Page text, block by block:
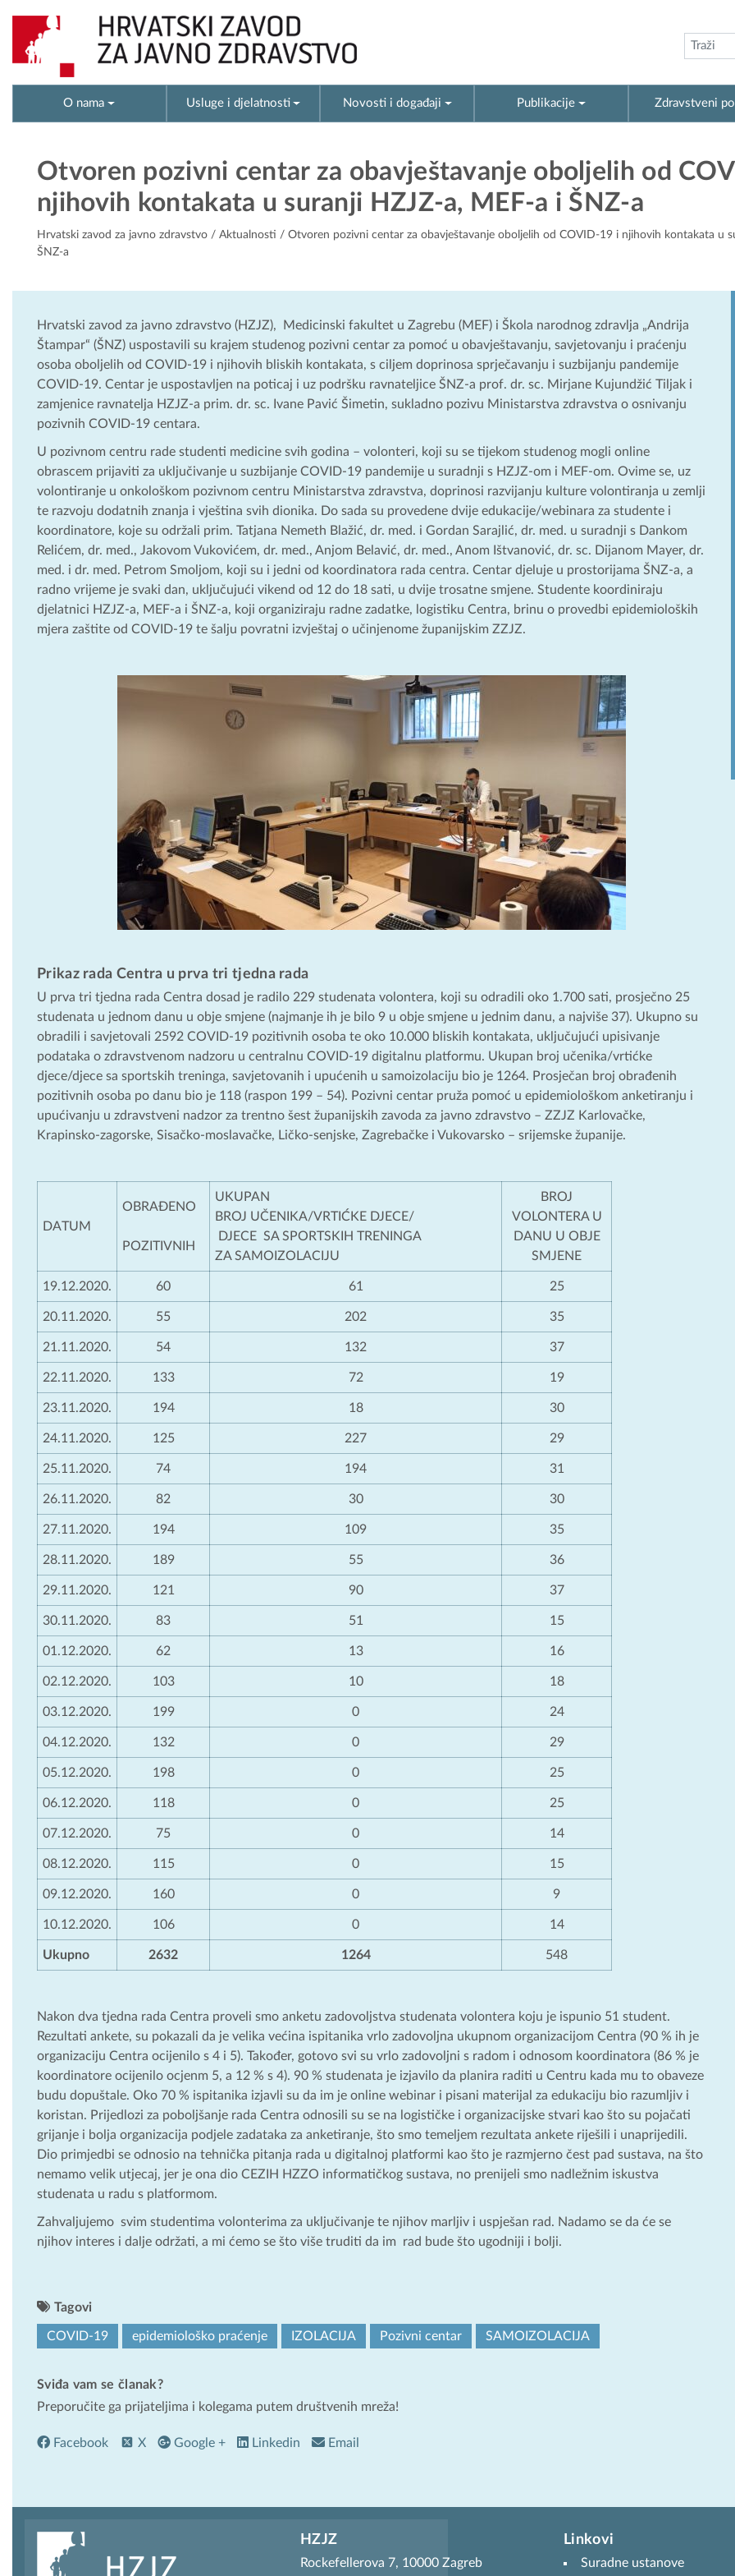
O nama Usluge i djelatnosti Novosti i događaji Publikacije Zdravstveni
Otvoren pozivni centar za obavještavanje oboljelih od
njihovih kontakata u suranji HZJZ-a, MEF-a i ŠNZ-a
Hrvatski zavod za javno zdravstvo / Aktualnosti / Otvoren pozivni centar za obavještavanje oboljelih od COVID-19 i njihovih kontakata u
ŠNZ-a
Hrvatski zavod za javno zdravstvo (HZJZ), Medicinski fakultet u Zagrebu (MEF) i Škola narodnog zdravlja „Andrija
Štampar“ (ŠNZ) uspostavili su krajem studenog pozivni centar za pomoć u obavještavanju, savjetovanju i praćenju
osoba oboljelih od COVID-19 i njihovih bliskih kontakata, s ciljem doprinosa sprječavanju i suzbijanju pandemije
COVID-19. Centar je uspostavljen na poticaj i uz podršku ravnateljice ŠNZ-a prof. dr. sc. Mirjane Kujundžić Tiljak i
zamjenice ravnatelja HZJZ-a prim. dr. sc. Ivane Pavić Šimetin, sukladno pozivu Ministarstva zdravstva o osnivanju
pozivnih COVID-19 centara.
U pozivnom centru rade studenti medicine svih godina – volonteri, koji su se tijekom studenog mogli online
obrascem prijaviti za uključivanje u suzbijanje COVID-19 pandemije u suradnji s HZJZ-om i MEF-om. Ovime se, uz
volontiranje u onkološkom pozivnom centru Ministarstva zdravstva, doprinosi razvijanju kulture volontiranja u zemlji
te razvoju dodatnih znanja i vještina svih dionika. Do sada su provedene dvije edukacije/webinara za studente i
koordinatore, koje su održali prim. Tatjana Nemeth Blažić, dr. med. i Gordan Sarajlić, dr. med. u suradnji s Dankom
Relićem, dr. med., Jakovom Vukovićem, dr. med., Anjom Belavić, dr. med., Anom Ištvanović, dr. sc. Dijanom Mayer, dr.
med. i dr. med. Petrom Smoljom, koji su i jedni od koordinatora rada centra. Centar djeluje u prostorijama ŠNZ-a, a
radno vrijeme je svaki dan, uključujući vikend od 12 do 18 sati, u dvije trosatne smjene. Studente koordiniraju
djelatnici HZJZ-a, MEF-a i ŠNZ-a, koji organiziraju radne zadatke, logistiku Centra, brinu o provedbi epidemioloških
mjera zaštite od COVID-19 te šalju povratni izvještaj o učinjenome županijskim ZZJZ.
Prikaz rada Centra u prva tri tjedna rada
U prva tri tjedna rada Centra dosad je radilo 229 studenata volontera, koji su odradili oko 1.700 sati, prosječno 25
studenata u jednom danu u obje smjene (najmanje ih je bilo 9 u obje smjene u jednim danu, a najviše 37). Ukupno su
obradili i savjetovali 2592 COVID-19 pozitivnih osoba te oko 10.000 bliskih kontakata, uključujući upisivanje
podataka o zdravstvenom nadzoru u centralnu COVID-19 digitalnu platformu. Ukupan broj učenika/vrtićke
djece/djece sa sportskih treninga, savjetovanih i upućenih u samoizolaciju bio je 1264. Prosječan broj obrađenih
pozitivnih osoba po danu bio je 118 (raspon 199 – 54). Pozivni centar pruža pomoć u epidemiološkom anketiranju i
upućivanju u zdravstveni nadzor za trentno šest županijskih zavoda za javno zdravstvo – ZZJZ Karlovačke,
Krapinsko-zagorske, Sisačko-moslavačke, Ličko-senjske, Zagrebačke i Vukovarsko – srijemske županije.
DATUM
OBRAĐENO
POZITIVNIH
UKUPAN
BROJ UČENIKA/VRTIĆKE DJECE/
DJECE SA SPORTSKIH TRENINGA
ZA SAMOIZOLACIJU
BROJ
VOLONTERA U
DANU U OBJE
SMJENE
19.12.2020. 60 61 25
20.11.2020. 55 202 35
21.11.2020. 54 132 37
22.11.2020. 133 72 19
23.11.2020. 194 18 30
24.11.2020. 125 227 29
25.11.2020. 74 194 31
26.11.2020. 82 30 30
27.11.2020. 194 109 35
28.11.2020. 189 55 36
29.11.2020. 121 90 37
30.11.2020. 83 51 15
01.12.2020. 62 13 16
02.12.2020. 103 10 18
03.12.2020. 199 0 24
04.12.2020. 132 0 29
05.12.2020. 198 0 25
06.12.2020. 118 0 25
07.12.2020. 75 0 14
08.12.2020. 115 0 15
09.12.2020. 160 0 9
10.12.2020. 106 0 14
Ukupno 2632 1264 548
Nakon dva tjedna rada Centra proveli smo anketu zadovoljstva studenata volontera koju je ispunio 51 student.
Rezultati ankete, su pokazali da je velika većina ispitanika vrlo zadovoljna ukupnom organizacijom Centra (90 % ih je
organizaciju Centra ocijenilo s 4 i 5). Također, gotovo svi su vrlo zadovoljni s radom i odnosom koordinatora (86 % je
koordinatore ocijenilo ocjenm 5, a 12 % s 4). 90 % studenata je izjavilo da planira raditi u Centru kada mu to obaveze
budu dopuštale. Oko 70 % ispitanika izjavli su da im je online webinar i pisani materijal za edukaciju bio razumljiv i
koristan. Prijedlozi za poboljšanje rada Centra odnosili su se na logističke i organizacijske stvari kao što su pojačati
grijanje i bolja organizacija podjele zadataka za anketiranje, što smo temeljem rezultata ankete riješili i unaprijedili.
Dio primjedbi se odnosio na tehnička pitanja rada u digitalnoj platformi kao što je razmjerno čest pad sustava, na što
nemamo velik utjecaj, jer je ona dio CEZIH HZZO informatičkog sustava, no prenijeli smo nadležnim iskustva
studenata u radu s platformom.
Zahvaljujemo svim studentima volonterima za uključivanje te njihov marljiv i uspješan rad. Nadamo se da će se
njihov interes i dalje održati, a mi ćemo se što više truditi da im rad bude što ugodniji i bolji.
Tagovi
COVID-19 epidemiološko praćenje IZOLACIJA Pozivni centar SAMOIZOLACIJA
Sviđa vam se članak?
Preporučite ga prijateljima i kolegama putem društvenih mreža!
Facebook X Google + Linkedin Email
HZJZ
Rockefellerova 7, 10000 Zagreb
Linkovi
Suradne ustanove